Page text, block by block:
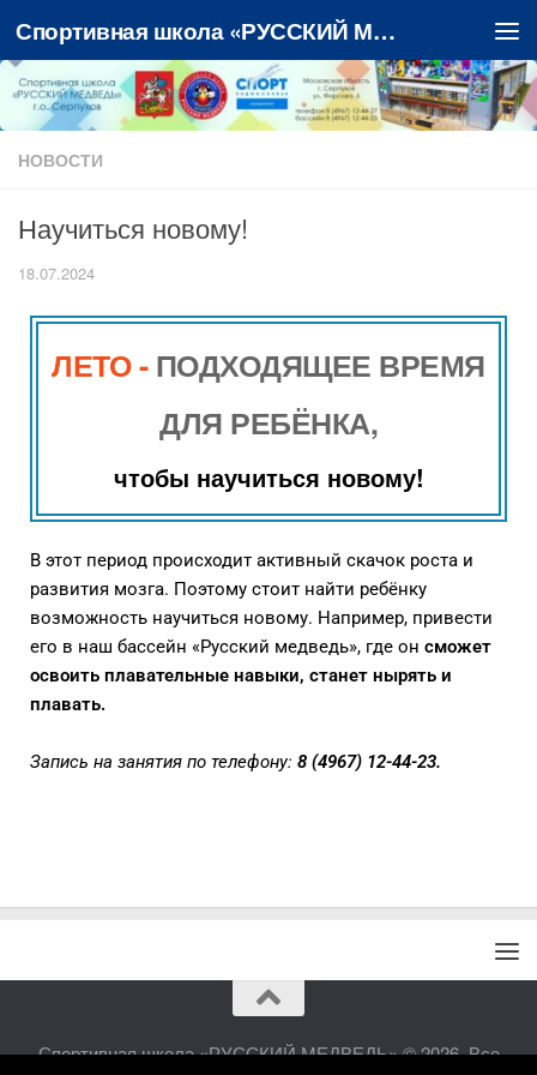
Перейти к содержимому Спортивная школа «РУССКИЙ МЕДВЕДЬ»
НОВОСТИ
Научиться новому!
18.07.2024
ЛЕТО -ПОДХОДЯЩЕЕ ВРЕМЯ
ДЛЯ РЕБЁНКА,
чтобы научиться новому!
В этот период происходит активный скачок роста и
развития мозга. Поэтому стоит найти ребёнку
возможность научиться новому. Например, привести
его в наш бассейн «Русский медведь», где он сможет
освоить плавательные навыки, станет нырять и
плавать.
Запись на занятия по телефону: 8 (4967) 12-44-23.
Спортивная школа «РУССКИЙ МЕДВЕДЬ» © 2026. Все